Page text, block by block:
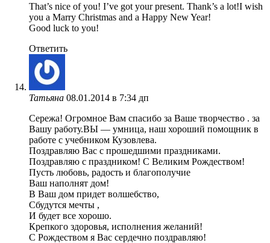
That’s nice of you! I’ve got your present. Thank’s a lot!I wish
you a Marry Christmas and a Happy New Year!
Good luck to you!
Ответить
Татьяна 08.01.2014 в 7:34 дп
Сережа! Огромное Вам спасибо за Ваше творчество . за
Вашу работу.ВЫ — умница, наш хороший помощник в
работе с учебником Кузовлева.
Поздравляю Вас с прошедшими праздниками.
Поздравляю с праздником! С Великим Рождеством!
Пусть любовь, радость и благополучие
Ваш наполнят дом!
В Ваш дом придет волшебство,
Сбудутся мечты ,
И будет все хорошо.
Крепкого здоровья, исполнения желаний!
С Рождеством я Вас сердечно поздравляю!